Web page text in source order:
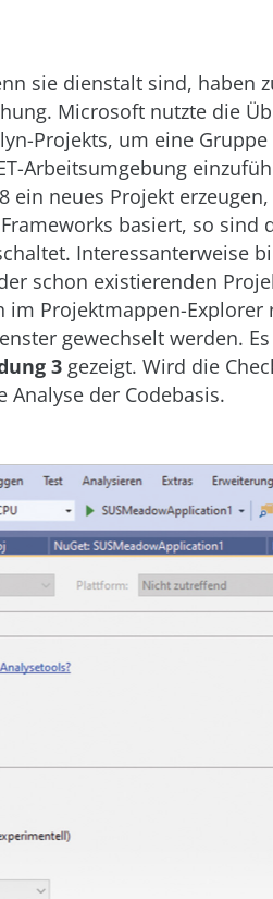
sie dienstalt sind, haben
Microsoft nutzte die
Projekts, um eine Gruppe
Arbeitsumgebung
ein neues Projekt
basiert, so sind
Interessanterweise
schon existierenden
Projektmappen-Explorer
enster gewechselt werden.
3 gezeigt. Wird die
der Codebasis.